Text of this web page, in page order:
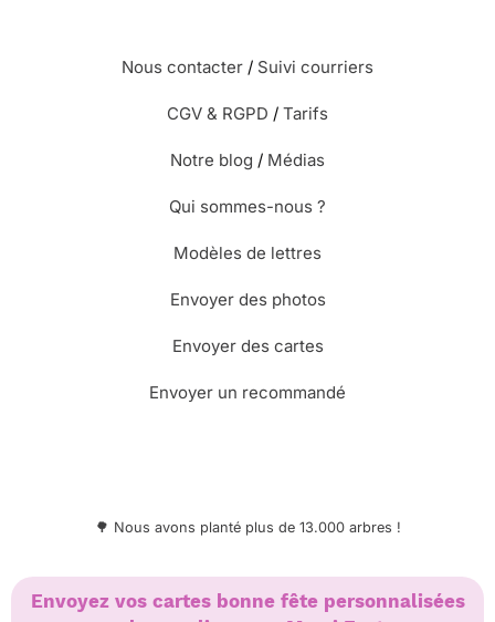
Envoyez vos cartes bonne fête personnalisées
Nous contacter / Suivi courriers
CGV & RGPD / Tarifs
Notre blog / Médias
Qui sommes-nous ?
Modèles de lettres
Envoyer des photos
Envoyer des cartes
Envoyer un recommandé
🌳 Nous avons planté plus de 13.000 arbres !